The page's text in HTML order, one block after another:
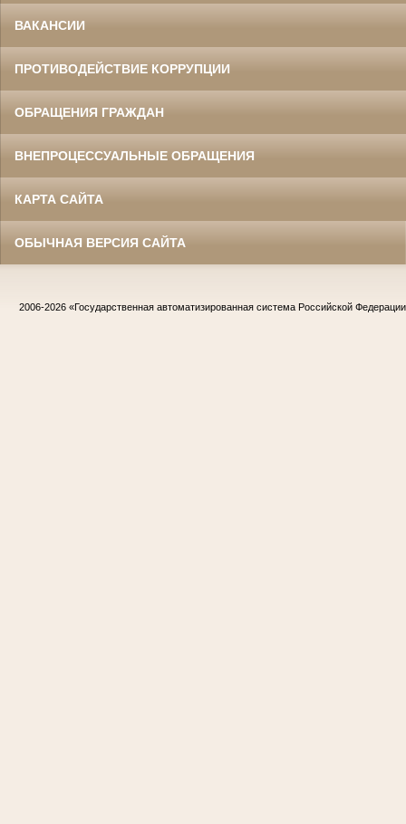
ВАКАНСИИ
ПРОТИВОДЕЙСТВИЕ КОРРУПЦИИ
ОБРАЩЕНИЯ ГРАЖДАН
ВНЕПРОЦЕССУАЛЬНЫЕ ОБРАЩЕНИЯ
КАРТА САЙТА
ОБЫЧНАЯ ВЕРСИЯ САЙТА
2006-2026 «Государственная автоматизированная система Российской